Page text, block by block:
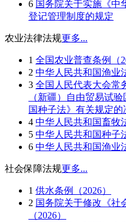
6 国务院关于实施《中
登记管理制度的规定
农业法律法规更多...
1 全国农业普查条例（
2 中华人民共和国渔业
3 全国人民代表大会常
（新疆）自由贸易试
国种子法》有关规定的
4 中华人民共和国畜牧
5 中华人民共和国种子
6 中华人民共和国渔业
社会保障法规更多...
1 供水条例（2026）
2 国务院关于修改《社
（2026）